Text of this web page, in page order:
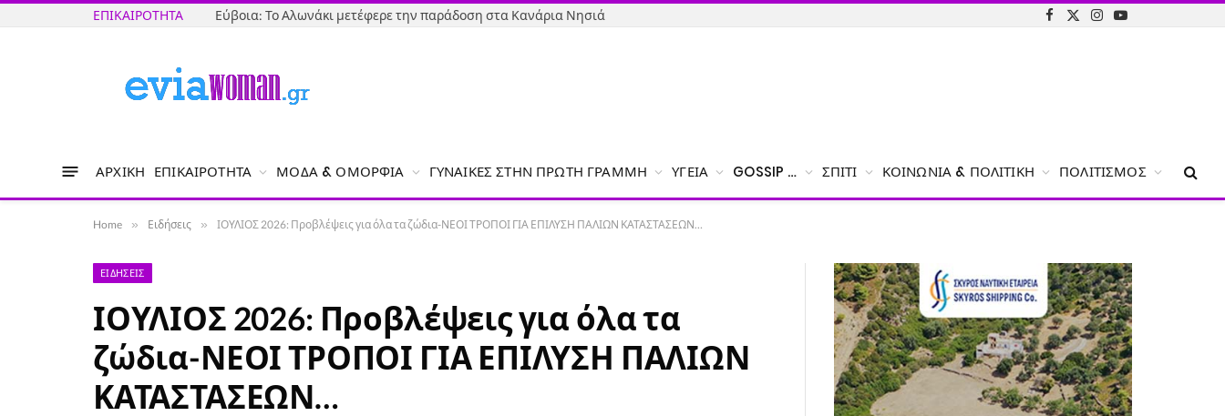
ΕΠΙΚΑΙΡΌΤΗΤΑ Εύβοια: Το Αλωνάκι μετέφερε την παράδοση στα Κανάρια Νησιά
Facebook
X
Instagram
YouTube
ΑΡΧΙΚΉ ΕΠΙΚΑΙΡΌΤΗΤΑ ΜΌΔΑ & ΟΜΟΡΦΙΆ ΓΥΝΑΊΚΕΣ ΣΤΗΝ ΠΡΏΤΗ ΓΡΑΜΜΉ ΥΓΕΊΑ GOSSIP … ΣΠΊΤΙ ΚΟΙΝΩΝΊΑ & ΠΟΛΙΤΙΚΉ ΠΟΛΙΤΙΣΜΌΣ
Home » Ειδήσεις » ΙΟΥΛΙΟΣ 2026: Προβλέψεις για όλα τα ζώδια-ΝΕΟΙ ΤΡΟΠΟΙ ΓΙΑ ΕΠΙΛΥΣΗ ΠΑΛΙΩΝ ΚΑΤΑΣΤΑΣΕΩΝ…
ΕΙΔΉΣΕΙΣ
ΙΟΥΛΙΟΣ 2026: Προβλέψεις για όλα τα
ζώδια-ΝΕΟΙ ΤΡΟΠΟΙ ΓΙΑ ΕΠΙΛΥΣΗ ΠΑΛΙΩΝ
ΚΑΤΑΣΤΑΣΕΩΝ…